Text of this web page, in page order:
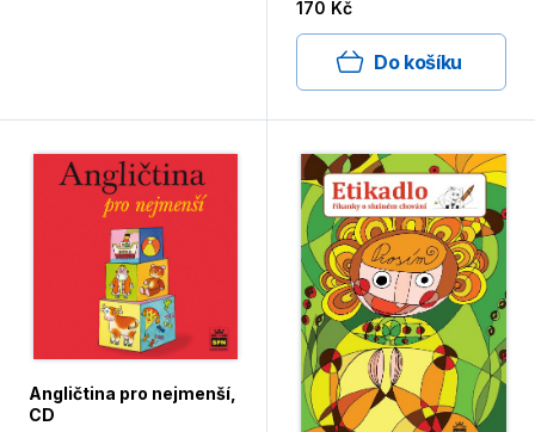
170 Kč
Do košíku
Angličtina pro nejmenší,
CD